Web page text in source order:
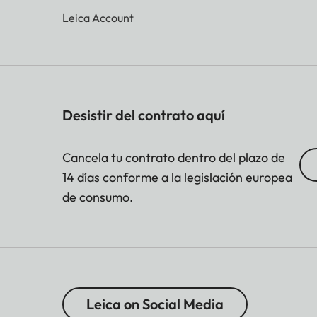
Leica Account
Desistir del contrato aquí
Cancela tu contrato dentro del plazo de
14 días conforme a la legislación europea
de consumo.
Leica on Social Media